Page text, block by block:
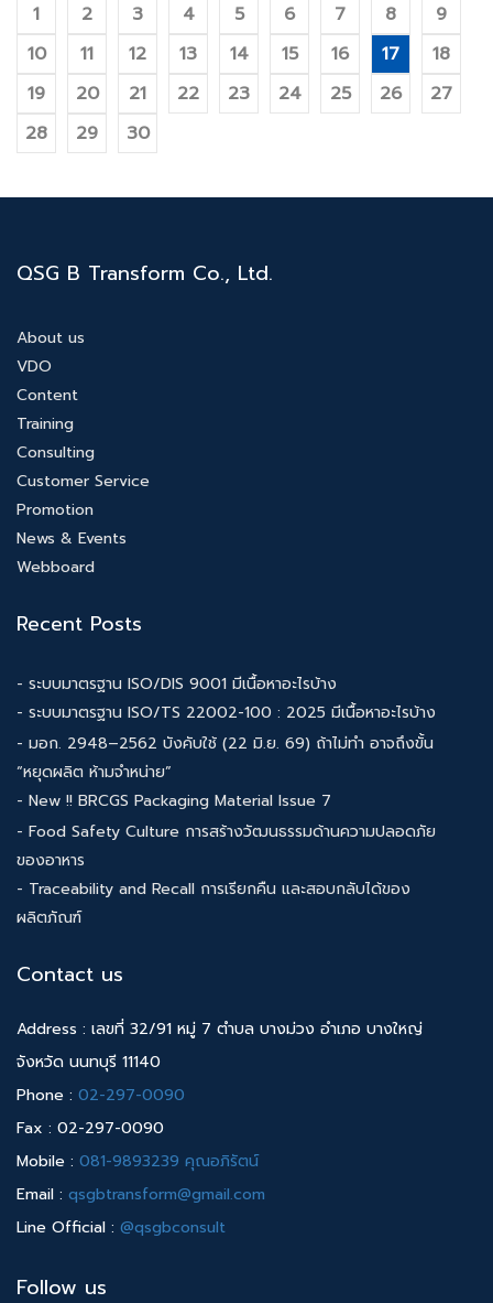
1 2 3 4 5 6 7 8
9
10
11 12 13 14 15 16 17
18
19
20 21 22 23 24 25 26
27
28
29 30
QSG B Transform Co., Ltd.
About us
VDO
Content
Training
Consulting
Customer Service
Promotion
News & Events
Webboard
Recent Posts
- ระบบมาตรฐาน ISO/DIS 9001 มีเนื้อหาอะไรบ้าง
- ระบบมาตรฐาน ISO/TS 22002-100 : 2025 มีเนื้อหาอะไรบ้าง
- มอก. 2948–2562 บังคับใช้ (22 มิ.ย. 69) ถ้าไม่ทำ อาจถึงขั้น
“หยุดผลิต ห้ามจำหน่าย”
- New !! BRCGS Packaging Material Issue 7
- Food Safety Culture การสร้างวัฒนธรรมด้านความปลอดภัย
ของอาหาร
- Traceability and Recall การเรียกคืน และสอบกลับได้ของ
ผลิตภัณฑ์
Contact us
Address : เลขที่ 32/91 หมู่ 7 ตำบล บางม่วง อำเภอ บางใหญ่
จังหวัด นนทบุรี 11140
Phone : 02-297-0090
Fax : 02-297-0090
Mobile : 081-9893239 คุณอภิรัตน์
Email : qsgbtransform@gmail.com
Line Official : @qsgbconsult
Follow us